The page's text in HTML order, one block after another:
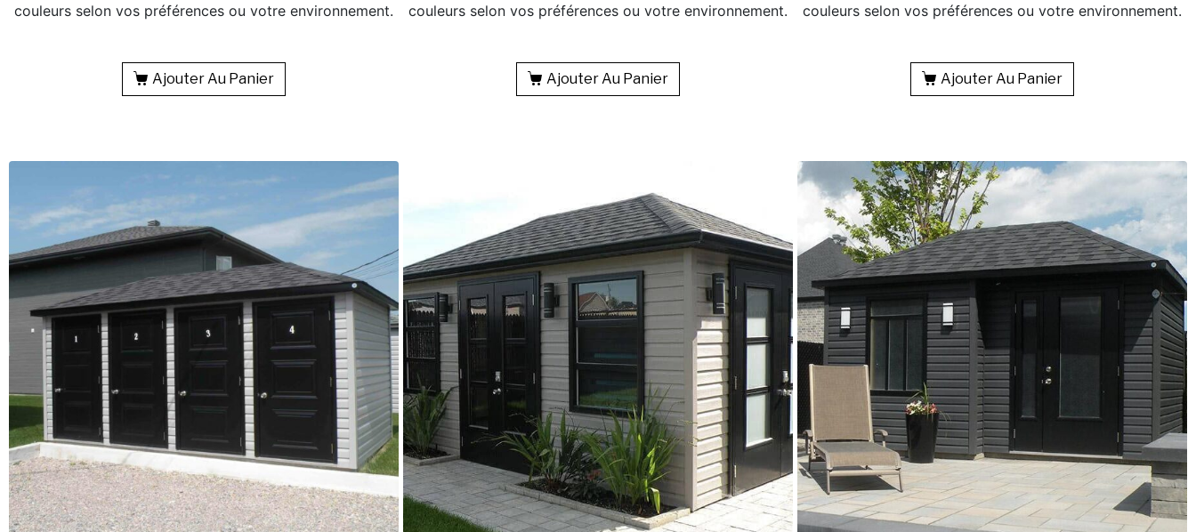
couleurs selon vos préférences ou votre environnement.
Ajouter Au Panier
couleurs selon vos préférences ou votre environnement.
Ajouter Au Panier
couleurs selon vos préférences ou votre environnement.
Ajouter Au Panier